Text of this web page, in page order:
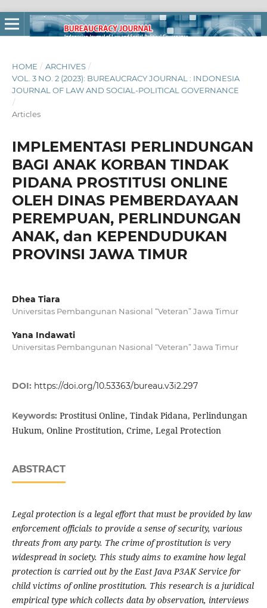
HOME / ARCHIVES /
VOL. 3 NO. 2 (2023): BUREAUCRACY JOURNAL : INDONESIA
JOURNAL OF LAW AND SOCIAL-POLITICAL GOVERNANCE
/
Articles
IMPLEMENTASI PERLINDUNGAN
BAGI ANAK KORBAN TINDAK
PIDANA PROSTITUSI ONLINE
OLEH DINAS PEMBERDAYAAN
PEREMPUAN, PERLINDUNGAN
ANAK, dan KEPENDUDUKAN
PROVINSI JAWA TIMUR
Dhea Tiara
Universitas Pembangunan Nasional “Veteran” Jawa Timur
Yana Indawati
Universitas Pembangunan Nasional “Veteran” Jawa Timur
DOI: https://doi.org/10.53363/bureau.v3i2.297
Keywords: Prostitusi Online, Tindak Pidana, Perlindungan
Hukum, Online Prostitution, Crime, Legal Protection
ABSTRACT
Legal protection is a legal effort that must be provided by law
enforcement officials to provide a sense of security, various
threats from any party. The crime of prostitution is very
widespread in society. This study aims to examine how legal
protection is carried out by the East Java P3AK Service for
child victims of online prostitution. This research is a juridical
empirical type which collects data by observation, interviews